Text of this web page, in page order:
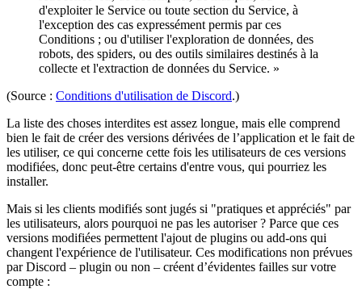
d'exploiter le Service ou toute section du Service, à
l'exception des cas expressément permis par ces
Conditions ; ou d'utiliser l'exploration de données, des
robots, des spiders, ou des outils similaires destinés à la
collecte et l'extraction de données du Service. »
(Source : Conditions d'utilisation de Discord.)
La liste des choses interdites est assez longue, mais elle comprend
bien le fait de créer des versions dérivées de l’application et le fait de
les utiliser, ce qui concerne cette fois les utilisateurs de ces versions
modifiées, donc peut-être certains d'entre vous, qui pourriez les
installer.
Mais si les clients modifiés sont jugés si "pratiques et appréciés" par
les utilisateurs, alors pourquoi ne pas les autoriser ? Parce que ces
versions modifiées permettent l'ajout de plugins ou add-ons qui
changent l'expérience de l'utilisateur. Ces modifications non prévues
par Discord – plugin ou non – créent d’évidentes failles sur votre
compte :